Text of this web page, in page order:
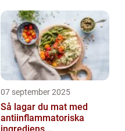
07 september 2025
Så lagar du mat med
antiinflammatoriska